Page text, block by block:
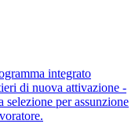
integrato
di nuova attivazione -
per assunzione